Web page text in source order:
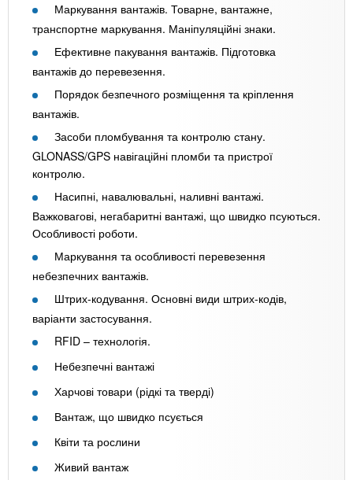
Маркування вантажів. Товарне, вантажне,
транспортне маркування. Маніпуляційні знаки.
Ефективне пакування вантажів. Підготовка
вантажів до перевезення.
Порядок безпечного розміщення та кріплення
вантажів.
Засоби пломбування та контролю стану.
GLONASS/GPS навігаційні пломби та пристрої
контролю.
Насипні, навалювальні, наливні вантажі.
Важковагові, негабаритні вантажі, що швидко псуються.
Особливості роботи.
Маркування та особливості перевезення
небезпечних вантажів.
Штрих-кодування. Основні види штрих-кодів,
варіанти застосування.
RFID – технологія.
Небезпечні вантажі
Харчові товари (рідкі та тверді)
Вантаж, що швидко псується
Квіти та рослини
Живий вантаж